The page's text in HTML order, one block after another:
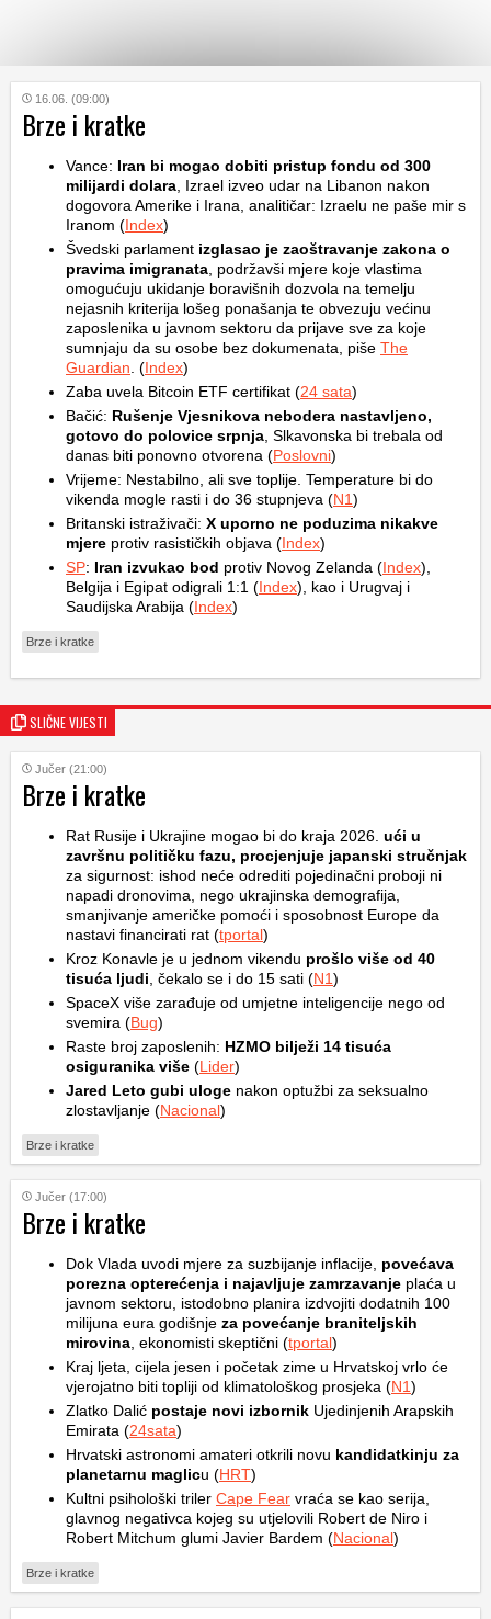
KATEGORIJE
HRVATSKI
WEB
16.06. (09:00)
Brze i kratke
Vance: Iran bi mogao dobiti pristup fondu od 300
milijardi dolara , Izrael izveo udar na Libanon nakon
dogovora Amerike i Irana, analitičar: Izraelu ne paše mir s
Iranom (Index)
Švedski parlament izglasao je zaoštravanje zakona o
pravima imigranata , podržavši mjere koje vlastima
omogućuju ukidanje boravišnih dozvola na temelju
nejasnih kriterija lošeg ponašanja te obvezuju većinu
zaposlenika u javnom sektoru da prijave sve za koje
sumnjaju da su osobe bez dokumenata, piše The
Guardian . (Index)
Zaba uvela Bitcoin ETF certifikat (24 sata)
Bačić: Rušenje Vjesnikova nebodera nastavljeno,
gotovo do polovice srpnja , Slkavonska bi trebala od
danas biti ponovno otvorena (Poslovni)
Vrijeme: Nestabilno, ali sve toplije. Temperature bi do
vikenda mogle rasti i do 36 stupnjeva (N1)
Britanski istraživači: X uporno ne poduzima nikakve
mjere protiv rasističkih objava (Index)
SP: Iran izvukao bod protiv Novog Zelanda (Index),
Belgija i Egipat odigrali 1:1 (Index), kao i Urugvaj i
Saudijska Arabija (Index)
Brze i kratke
SLIČNE VIJESTI
Jučer (21:00)
Brze i kratke
Rat Rusije i Ukrajine mogao bi do kraja 2026. ući u
završnu političku fazu, procjenjuje japanski stručnjak
za sigurnost: ishod neće odrediti pojedinačni proboji ni
napadi dronovima, nego ukrajinska demografija,
smanjivanje američke pomoći i sposobnost Europe da
nastavi financirati rat (tportal)
Kroz Konavle je u jednom vikendu prošlo više od 40
tisuća ljudi , čekalo se i do 15 sati (N1)
SpaceX više zarađuje od umjetne inteligencije nego od
svemira (Bug)
Raste broj zaposlenih: HZMO bilježi 14 tisuća
osiguranika više (Lider)
Jared Leto gubi uloge nakon optužbi za seksualno
zlostavljanje (Nacional)
Brze i kratke
Jučer (17:00)
Brze i kratke
Dok Vlada uvodi mjere za suzbijanje inflacije, povećava
porezna opterećenja i najavljuje zamrzavanje plaća u
javnom sektoru, istodobno planira izdvojiti dodatnih 100
milijuna eura godišnje za povećanje braniteljskih
mirovina , ekonomisti skeptični (tportal)
Kraj ljeta, cijela jesen i početak zime u Hrvatskoj vrlo će
vjerojatno biti topliji od klimatološkog prosjeka (N1)
Zlatko Dalić postaje novi izbornik Ujedinjenih Arapskih
Emirata (24sata)
Hrvatski astronomi amateri otkrili novu kandidatkinju za
planetarnu maglicu (HRT)
Kultni psihološki triler Cape Fear vraća se kao serija,
glavnog negativca kojeg su utjelovili Robert de Niro i
Robert Mitchum glumi Javier Bardem (Nacional)
Brze i kratke